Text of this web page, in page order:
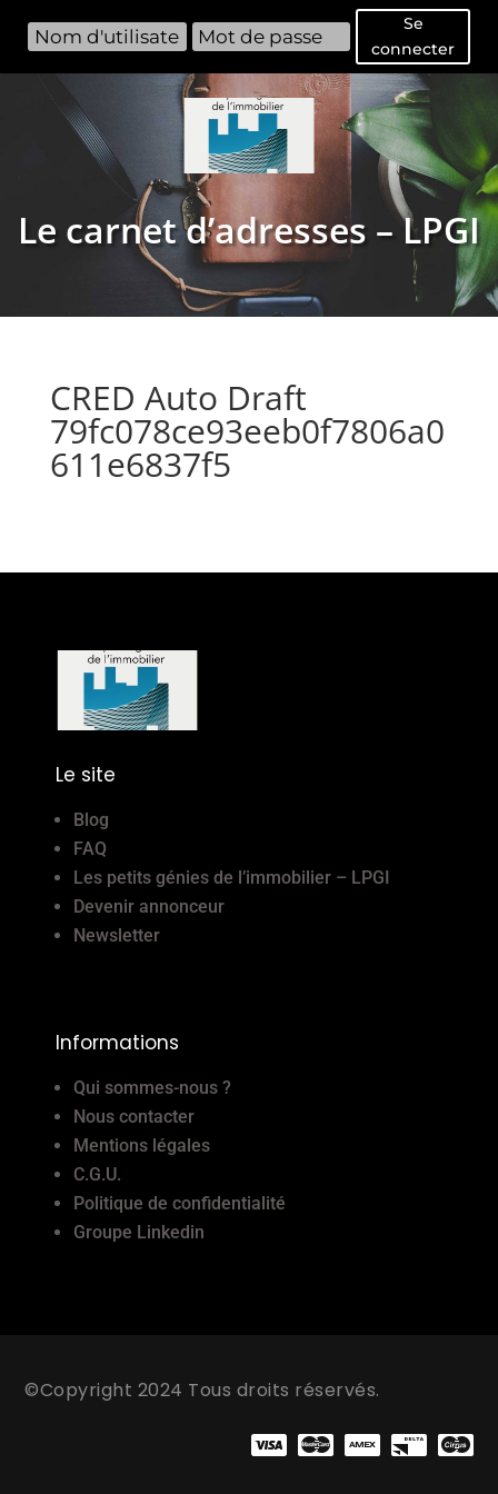
Se
connecter
Le carnet d’adresses – LPGI
CRED Auto Draft
79fc078ce93eeb0f7806a0
611e6837f5
Le site
Blog
FAQ
Les petits génies de l’immobilier – LPGI
Devenir annonceur
Newsletter
Informations
Qui sommes-nous ?
Nous contacter
Mentions légales
C.G.U.
Politique de confidentialité
Groupe Linkedin
©Copyright 2024 Tous droits réservés.